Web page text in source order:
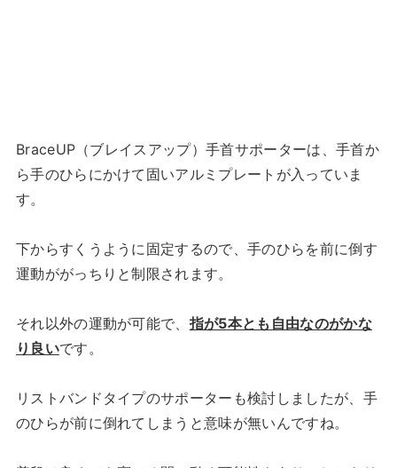
BraceUP（ブレイスアップ）手首サポーターは、手首か
ら手のひらにかけて固いアルミプレートが入っていま
す。
下からすくうように固定するので、手のひらを前に倒す
運動ががっちりと制限されます。
それ以外の運動が可能で、 指が5本とも自由なのがかな
り良いです。
リストバンドタイプのサポーターも検討しましたが、手
のひらが前に倒れてしまうと意味が無いんですね。